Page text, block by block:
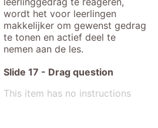
wordt het voor leerlingen
makkelijker om gewenst gedrag
te tonen en actief deel te
nemen aan de les.
Slide 17 - Drag question
This item has no instructions